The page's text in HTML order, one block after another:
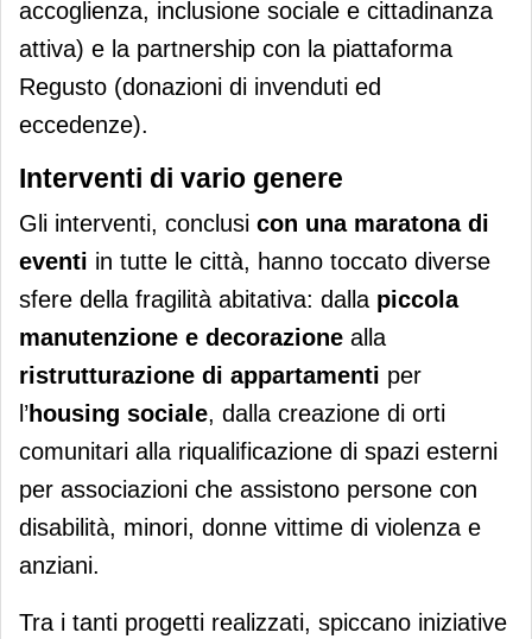
accoglienza, inclusione sociale e cittadinanza
attiva) e la partnership con la piattaforma
Regusto (donazioni di invenduti ed
eccedenze).
Interventi di vario genere
Gli interventi, conclusi con una maratona di
eventi in tutte le città, hanno toccato diverse
sfere della fragilità abitativa: dalla piccola
manutenzione e decorazione alla
ristrutturazione di appartamenti per
l’housing sociale, dalla creazione di orti
comunitari alla riqualificazione di spazi esterni
per associazioni che assistono persone con
disabilità, minori, donne vittime di violenza e
anziani.
Tra i tanti progetti realizzati, spiccano iniziative